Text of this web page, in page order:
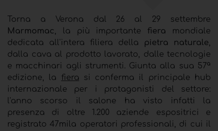
Torna a Verona dal 26 al 29 settembre
Marmomac, la più importantefiera mondiale
dedicata all'intera filiera della pietra naturale,
dalla cava al prodotto lavorato, dalle tecnologie
e macchinari agli strumenti. Giunta alla sua 57ª
edizione, la fiera si conferma il principale hub
internazionale per i protagonisti del settore:
l'anno scorso il salone ha visto infatti la
presenza di oltre 1.200 aziende espositrici e
registrato 47mila operatori professionali, di cui il